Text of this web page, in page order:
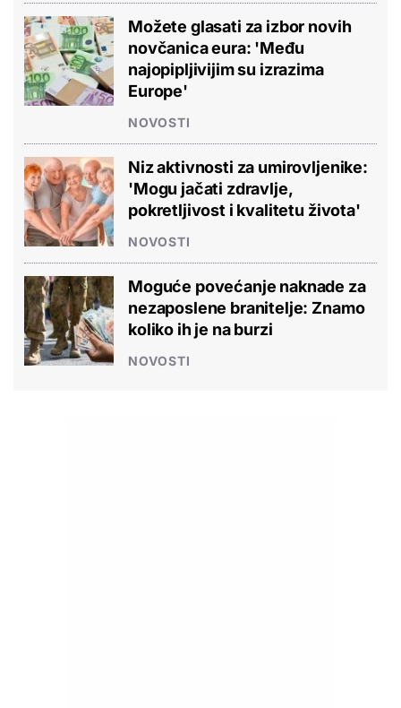
Možete glasati za izbor novih
novčanica eura: 'Među
najopipljivijim su izrazima
Europe'
NOVOSTI
Niz aktivnosti za umirovljenike:
'Mogu jačati zdravlje,
pokretljivost i kvalitetu života'
NOVOSTI
Moguće povećanje naknade za
nezaposlene branitelje: Znamo
koliko ih je na burzi
NOVOSTI